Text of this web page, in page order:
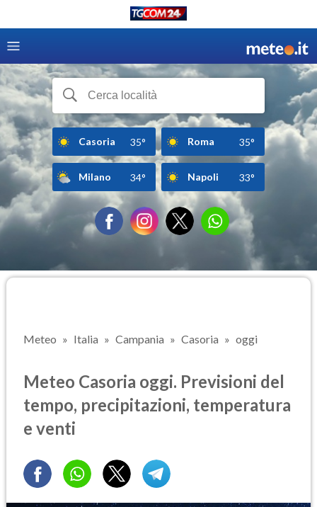
Casoria 35° Roma 35°
Milano 34° Napoli 33°
Meteo Italia Campania Casoria oggi
Meteo Casoria oggi. Previsioni del
tempo, precipitazioni, temperatura
e venti